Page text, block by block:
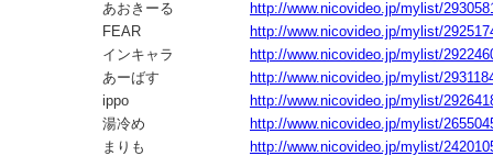
あおきーる
http://www.nicovideo.jp/mylist/
FEAR
http://www.nicovideo.jp/mylist/
インキャラ
http://www.nicovideo.jp/mylist/
あーばす
http://www.nicovideo.jp/mylist/
ippo
http://www.nicovideo.jp/mylist/
湯冷め
http://www.nicovideo.jp/mylist/
まりも
http://www.nicovideo.jp/mylist/